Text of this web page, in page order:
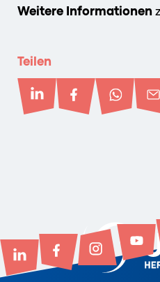
Weitere Informationen
Teilen